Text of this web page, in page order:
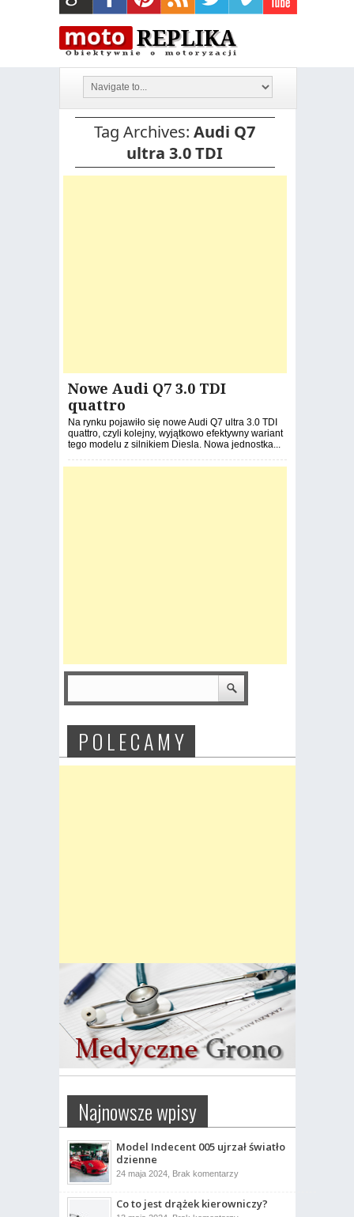
Tag Archives: Audi Q7
ultra 3.0 TDI
Nowe Audi Q7 3.0 TDI
quattro
Na rynku pojawiło się nowe Audi Q7 ultra 3.0 TDI
quattro, czyli kolejny, wyjątkowo efektywny wariant
tego modelu z silnikiem Diesla. Nowa jednostka...
P O L E C A M Y
Najnowsze wpisy
Model Indecent 005 ujrzał światło
dzienne
24 maja 2024, Brak komentarzydo
005
ujrzał
Co to jest drążek kierowniczy?